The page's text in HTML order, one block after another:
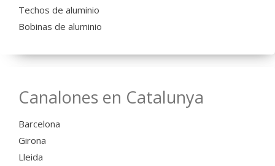
Techos de aluminio
Bobinas de aluminio
Canalones en Catalunya
Barcelona
Girona
Lleida